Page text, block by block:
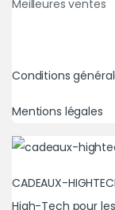
Meilleures ventes
Conditions
Mentions légales
CADEAUX-
High-Tech pour